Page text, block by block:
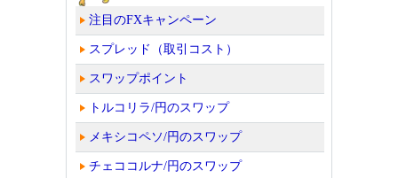
注目のFXキャンペーン
スプレッド（取引コスト）
スワップポイント
トルコリラ/円のスワップ
メキシコペソ/円のスワップ
チェココルナ/円のスワップ